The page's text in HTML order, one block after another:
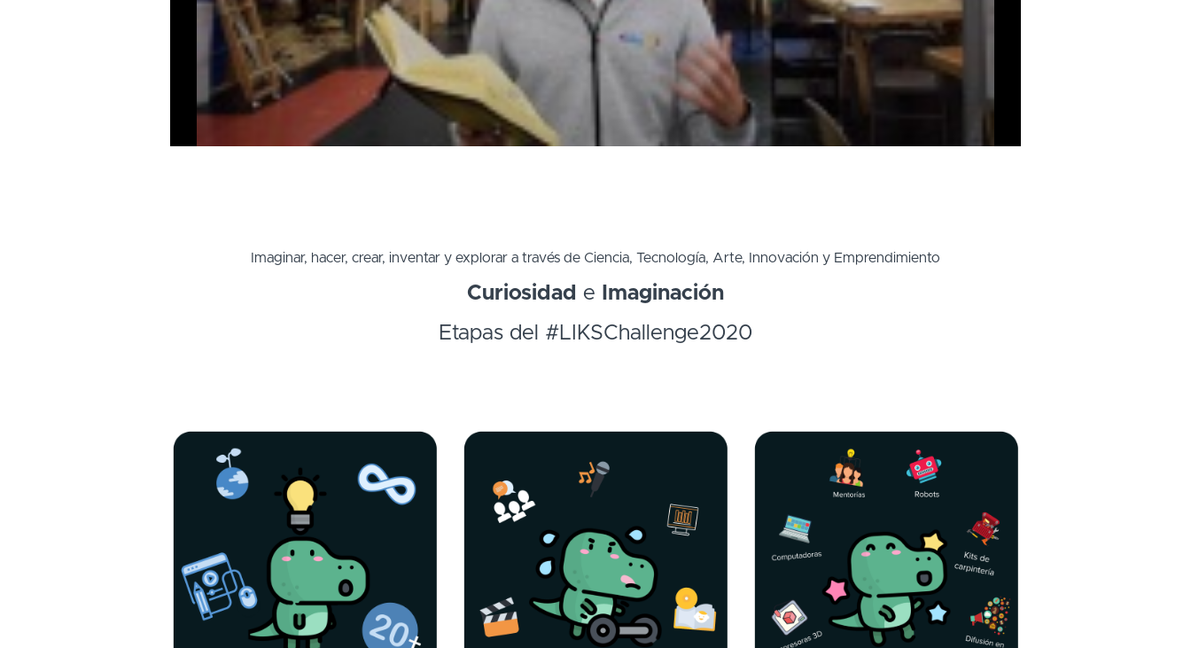
Imaginar, hacer, crear, inventar y explorar a través de Ciencia, Tecnología, Arte, Innovación y Emprendimiento
Curiosidad e
Imaginación
Etapas del #LIKSChallenge2020